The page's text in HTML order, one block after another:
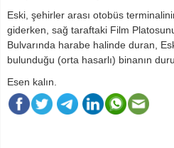
Eski, şehirler arası otobüs
giderken, sağ taraftaki Film
Bulvarında harabe halinde duran,
bulunduğu (orta hasarlı) binanın
Esen kalın.